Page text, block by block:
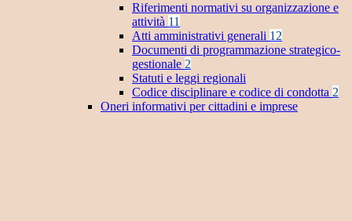
Riferimenti normativi su organizzazione e
attività 11
Atti amministrativi generali 12
Documenti di programmazione strategico-
gestionale 2
Statuti e leggi regionali
Codice disciplinare e codice di condotta 2
Oneri informativi per cittadini e imprese